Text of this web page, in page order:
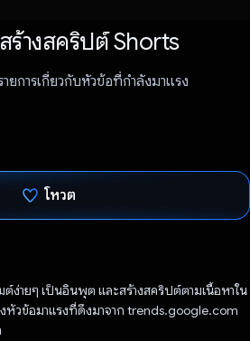
ร้างสคริปต์ Shorts
ยการเกี่ยวกับหัวข้อที่กำลังมาแรง
โหวต
ง่ายๆ เป็นอินพุต และสร้างสคริปต์ตามเนื้อหาใน
หัวข้อมาแรงที่ดึงมาจาก trends.google.com